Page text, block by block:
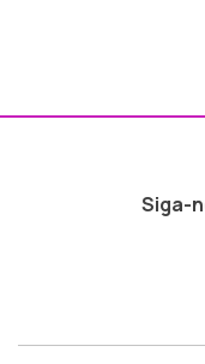
Siga-